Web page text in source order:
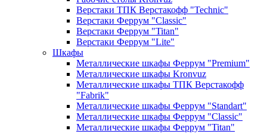
Верстаки ТПК Верстакофф "Technic"
Верстаки Феррум "Classic"
Верстаки Феррум "Titan"
Верстаки Феррум "Lite"
Шкафы
Металлические шкафы Феррум "Premium"
Металлические шкафы Kronvuz
Металлические шкафы ТПК Верстакофф
"Fabrik"
Металлические шкафы Феррум "Standart"
Металлические шкафы Феррум "Classic"
Металлические шкафы Феррум "Titan"